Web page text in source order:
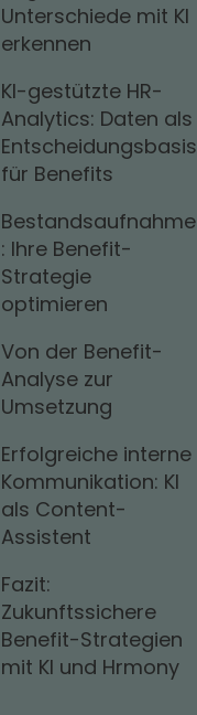
Unterschiede mit KI
erkennen
KI-gestützte HR-
Analytics: Daten als
Entscheidungsbasis
für Benefits
Bestandsaufnahme
: Ihre Benefit-
Strategie
optimieren
Von der Benefit-
Analyse zur
Umsetzung
Erfolgreiche interne
Kommunikation: KI
als Content-
Assistent
Fazit:
Zukunftssichere
Benefit-Strategien
mit KI und Hrmony